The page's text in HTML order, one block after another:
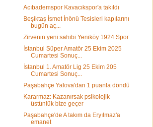
Acıbademspor Kavacıkspor'a takıldı
Beşiktaş İsmet İnönü Tesisleri kapılarını
bugün aç...
Zirvenin yeni sahibi Yeniköy 1924 Spor
İstanbul Süper Amatör 25 Ekim 2025
Cumartesi Sonuç...
İstanbul 1. Amatör Lig 25 Ekim 205
Cumartesi Sonuç...
Paşabahçe Yalova'dan 1 puanla döndü
Kararmaz: Kazanırsak psikolojik
üstünlük bize geçer
Paşabahçe'de A takım da Eryılmaz'a
emanet